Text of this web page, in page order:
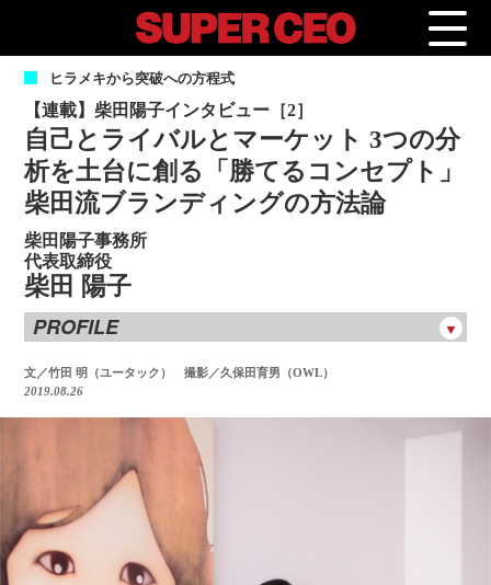
ヒラメキから突破への方程式
【連載】柴田陽子インタビュー［2］
自己とライバルとマーケット 3つの分
析を土台に創る「勝てるコンセプト」
柴田流ブランディングの方法論
柴田陽子事務所
代表取締役
柴田 陽子
PROFILE
柴田 陽子 しばた ようこ
大学卒業後に外食企業に入社し新規業態開発を担当。その
後、化粧品会社での商品開発やサロン業態開発などの経験を
経て、2004年に「柴田陽子事務所」を設立。ブランディング
プロデューサーとして、コーポレートブランディング •店舗プ
ロデュース • 商品開発など多技に渡るコンサルティング業務を
請け負う。2012年 東急電鉄「渋谷ヒカリエ」レストランフロ
アプロデュース、 2014年セブン＆アイ･ホールディングス
「グランツリー武蔵小杉」総合プロデューサーを務める他、
2015年ミラノ国際博覧会における日本館レストランプロデュ
文／竹田 明（ユータック） 撮影／久保田育男（OWL）
2019.08.26